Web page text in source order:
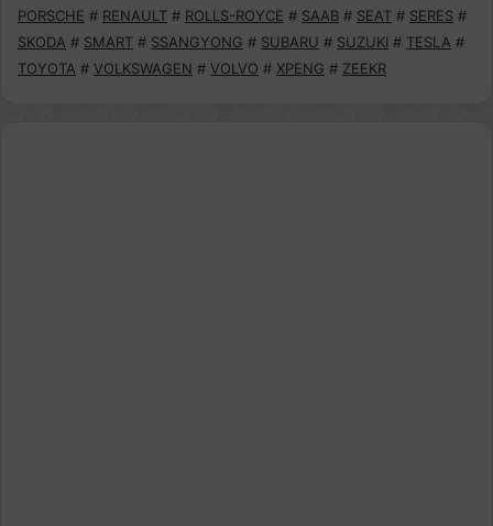
PORSCHE # RENAULT # ROLLS-ROYCE # SAAB # SEAT # SERES #
SKODA # SMART # SSANGYONG # SUBARU # SUZUKI # TESLA #
TOYOTA # VOLKSWAGEN # VOLVO # XPENG # ZEEKR